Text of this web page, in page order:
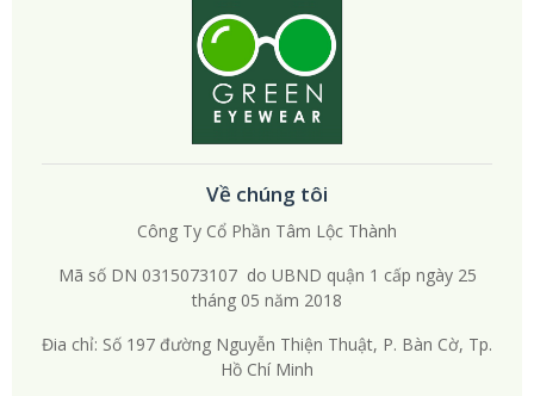
Về chúng tôi
Công Ty Cổ Phần Tâm Lộc Thành
Mã số DN 0315073107 do UBND quận 1 cấp ngày 25
tháng 05 năm 2018
Đia chỉ: Số 197 đường Nguyễn Thiện Thuật, P. Bàn Cờ, Tp.
Hồ Chí Minh